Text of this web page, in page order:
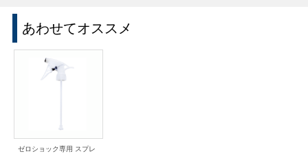
あわせてオススメ
ゼロショック専用 スプレ